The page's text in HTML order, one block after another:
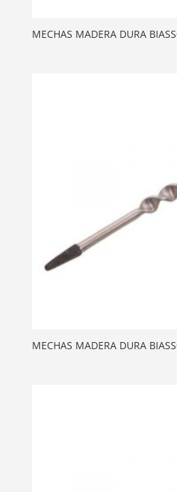
MECHAS MADERA DURA
MECHAS MADERA DURA